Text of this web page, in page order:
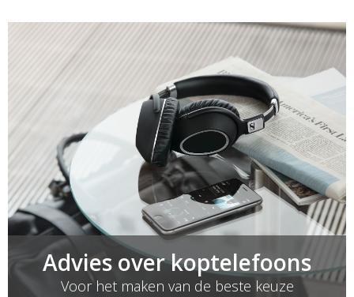
Draadloze koptelefoons
Noise cancelling
Radiofrequentie koptelefoons
Draadloze oordopjes
Bediening
Advies over koptelefoons
Voor het maken van de beste keuze